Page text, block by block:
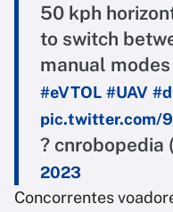
50 kph
to switch
manual
#eVTOL #UAV
pic.twitter.com/
? cnrobopedia
2023
Concorrentes